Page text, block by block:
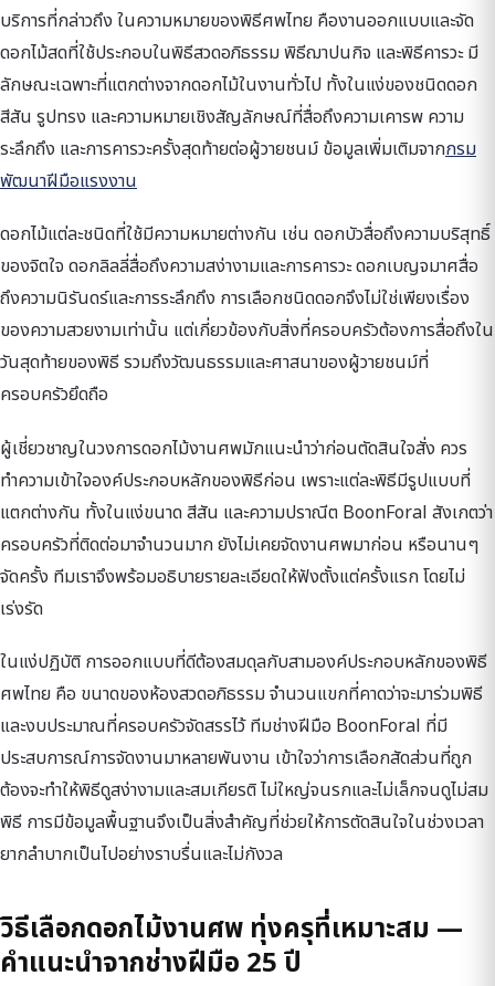
บริการที่กล่าวถึง ในความหมายของพิธีศพไทย คืองานออกแบบและจัด
ดอกไม้สดที่ใช้ประกอบในพิธีสวดอภิธรรม พิธีฌาปนกิจ และพิธีคารวะ มี
ลักษณะเฉพาะที่แตกต่างจากดอกไม้ในงานทั่วไป ทั้งในแง่ของชนิดดอก
สีสัน รูปทรง และความหมายเชิงสัญลักษณ์ที่สื่อถึงความเคารพ ความ
ระลึกถึง และการคารวะครั้งสุดท้ายต่อผู้วายชนม์ ข้อมูลเพิ่มเติมจากกรม
พัฒนาฝีมือแรงงาน
ดอกไม้แต่ละชนิดที่ใช้มีความหมายต่างกัน เช่น ดอกบัวสื่อถึงความบริสุทธิ์
ของจิตใจ ดอกลิลลี่สื่อถึงความสง่างามและการคารวะ ดอกเบญจมาศสื่อ
ถึงความนิรันดร์และการระลึกถึง การเลือกชนิดดอกจึงไม่ใช่เพียงเรื่อง
ของความสวยงามเท่านั้น แต่เกี่ยวข้องกับสิ่งที่ครอบครัวต้องการสื่อถึงใน
วันสุดท้ายของพิธี รวมถึงวัฒนธรรมและศาสนาของผู้วายชนม์ที่
ครอบครัวยึดถือ
ผู้เชี่ยวชาญในวงการดอกไม้งานศพมักแนะนำว่าก่อนตัดสินใจสั่ง ควร
ทำความเข้าใจองค์ประกอบหลักของพิธีก่อน เพราะแต่ละพิธีมีรูปแบบที่
แตกต่างกัน ทั้งในแง่ขนาด สีสัน และความปราณีต BoonForal สังเกตว่า
ครอบครัวที่ติดต่อมาจำนวนมาก ยังไม่เคยจัดงานศพมาก่อน หรือนานๆ
จัดครั้ง ทีมเราจึงพร้อมอธิบายรายละเอียดให้ฟังตั้งแต่ครั้งแรก โดยไม่
เร่งรัด
ในแง่ปฏิบัติ การออกแบบที่ดีต้องสมดุลกับสามองค์ประกอบหลักของพิธี
ศพไทย คือ ขนาดของห้องสวดอภิธรรม จำนวนแขกที่คาดว่าจะมาร่วมพิธี
และงบประมาณที่ครอบครัวจัดสรรไว้ ทีมช่างฝีมือ BoonForal ที่มี
ประสบการณ์การจัดงานมาหลายพันงาน เข้าใจว่าการเลือกสัดส่วนที่ถูก
ต้องจะทำให้พิธีดูสง่างามและสมเกียรติ ไม่ใหญ่จนรกและไม่เล็กจนดูไม่สม
พิธี การมีข้อมูลพื้นฐานจึงเป็นสิ่งสำคัญที่ช่วยให้การตัดสินใจในช่วงเวลา
ยากลำบากเป็นไปอย่างราบรื่นและไม่กังวล
วิธีเลือกดอกไม้งานศพ ทุ่งครุที่เหมาะสม —
คำแนะนำจากช่างฝีมือ 25 ปี